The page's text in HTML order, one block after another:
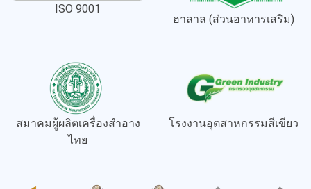
ISO 9001
ฮาลาล (ส่วนอาหารเสริม)
สมาคมผู้ผลิตเครื่องสำอาง
ไทย
โรงงานอุตสาหกรรมสีเขียว